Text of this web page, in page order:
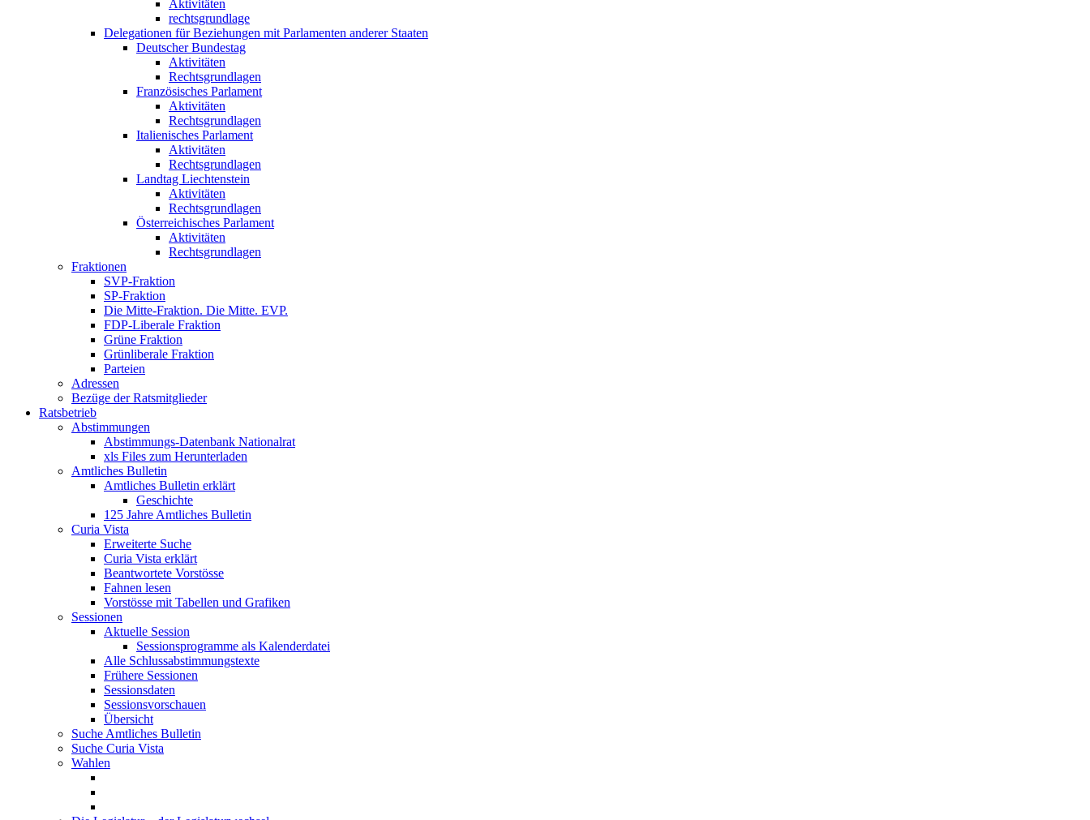
Aktivitäten
rechtsgrundlage
Delegationen für Beziehungen mit Parlamenten anderer Staaten
Deutscher Bundestag
Aktivitäten
Rechtsgrundlagen
Französisches Parlament
Aktivitäten
Rechtsgrundlagen
Italienisches Parlament
Aktivitäten
Rechtsgrundlagen
Landtag Liechtenstein
Aktivitäten
Rechtsgrundlagen
Österreichisches Parlament
Aktivitäten
Rechtsgrundlagen
Fraktionen
SVP-Fraktion
SP-Fraktion
Die Mitte-Fraktion. Die Mitte. EVP.
FDP-Liberale Fraktion
Grüne Fraktion
Grünliberale Fraktion
Parteien
Adressen
Bezüge der Ratsmitglieder
Ratsbetrieb
Abstimmungen
Abstimmungs-Datenbank Nationalrat
xls Files zum Herunterladen
Amtliches Bulletin
Amtliches Bulletin erklärt
Geschichte
125 Jahre Amtliches Bulletin
Curia Vista
Erweiterte Suche
Curia Vista erklärt
Beantwortete Vorstösse
Fahnen lesen
Vorstösse mit Tabellen und Grafiken
Sessionen
Aktuelle Session
Sessionsprogramme als Kalenderdatei
Alle Schlussabstimmungstexte
Frühere Sessionen
Sessionsdaten
Sessionsvorschauen
Übersicht
Suche Amtliches Bulletin
Suche Curia Vista
Wahlen